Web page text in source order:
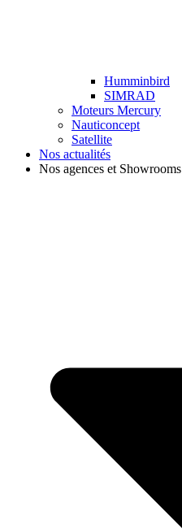
Humminbird
SIMRAD
Moteurs Mercury
Nauticoncept
Satellite
Nos actualités
Nos agences et Showrooms